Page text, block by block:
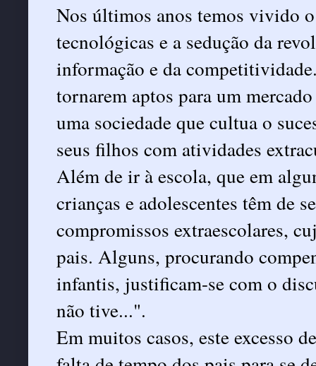
Nos últimos anos temos vivido
tecnológicas e a sedução da
informação e da
tornarem aptos para um
uma sociedade que cultua o
seus filhos com atividades
Além de ir à escola, que em
crianças e adolescentes têm de
compromissos extraescolares,
pais. Alguns, procurando
infantis, justificam-se com o
não tive...".
Em muitos casos, este excesso